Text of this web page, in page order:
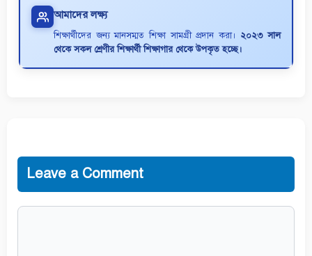
আমাদের লক্ষ্য
শিক্ষার্থীদের জন্য মানসম্মত শিক্ষা সামগ্রী প্রদান করা। ২০২৩ সাল
থেকে সকল শ্রেণীর শিক্ষার্থী শিক্ষাগার থেকে উপকৃত হচ্ছে।
Leave a Comment
Comment